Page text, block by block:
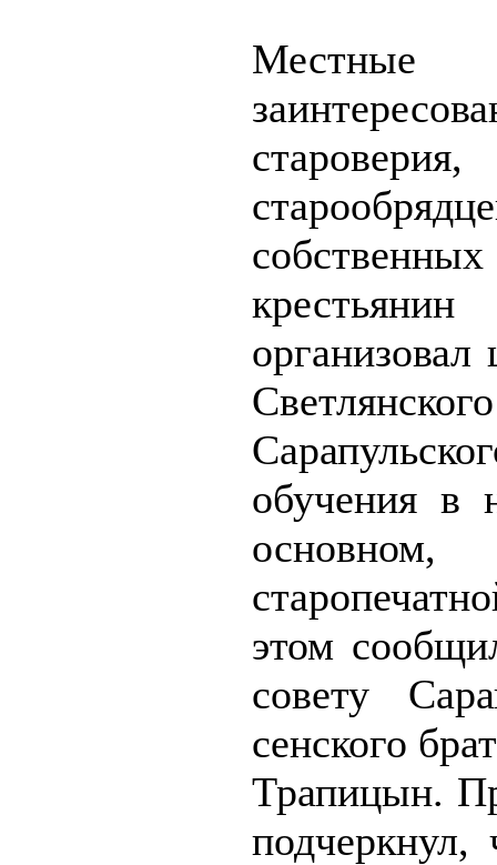
обучения в
этом
совету
сенского
Трапицын.
подчеркнул,